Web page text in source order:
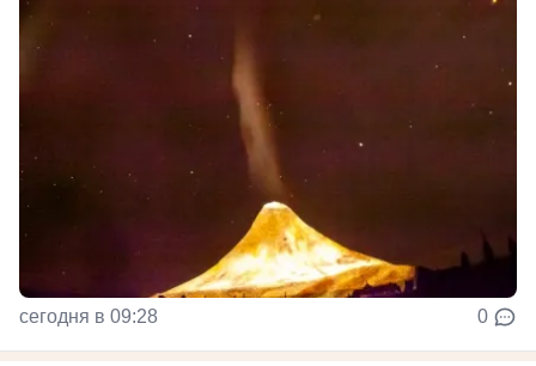
сегодня в 09:28 0